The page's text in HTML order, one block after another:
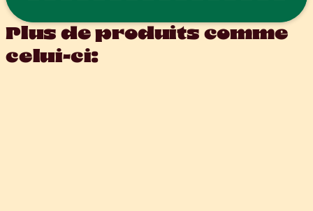
Plus de produits comme
celui-ci: